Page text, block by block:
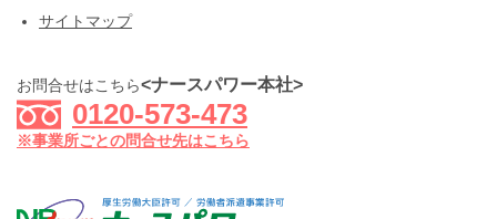
サイトマップ
お問合せはこちら<ナースパワー本社>
0120-573-473
※事業所ごとの問合せ先はこちら